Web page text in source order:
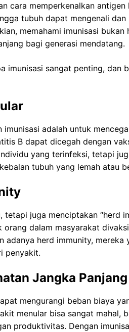
cara memperkenalkan
tubuh dapat mengenali
memahami imunisasi bukan
bagi generasi mendatang.
imunisasi sangat penting, dan
adalah untuk
B dapat dicegah dengan
yang terinfeksi, tetapi
tubuh yang lemah atau
juga menciptakan “herd
dalam masyarakat
adanya herd immunity,
penyakit.
Jangka Panjang
mengurangi beban biaya
menular bisa sangat mahal,
produktivitas. Dengan